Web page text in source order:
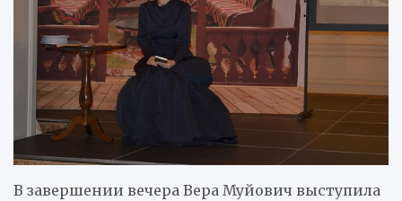
В завершении вечера Вера Муйович выступила